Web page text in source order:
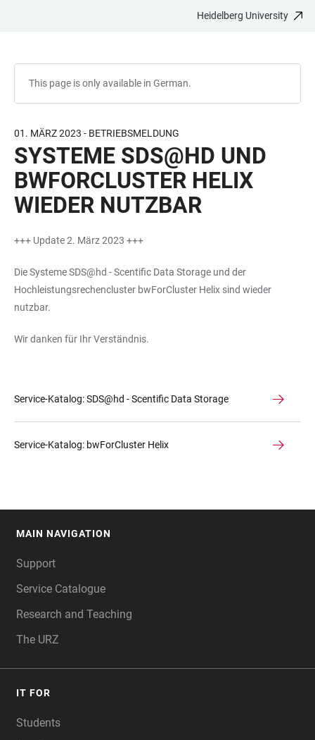
Heidelberg University
This page is only available in German.
01. MÄRZ 2023 - BETRIEBSMELDUNG
SYSTEME SDS@HD UND
BWFORCLUSTER HELIX
WIEDER NUTZBAR
+++ Update 2. März 2023 +++
Die Systeme SDS@hd - Scentific Data Storage und der
Hochleistungsrechencluster bwForCluster Helix sind wieder
nutzbar.
Wir danken für Ihr Verständnis.
Service-Katalog: SDS@hd - Scentific Data Storage
Service-Katalog: bwForCluster Helix
MAIN NAVIGATION
Support
Service Catalogue
Research and Teaching
The URZ
IT FOR
Students